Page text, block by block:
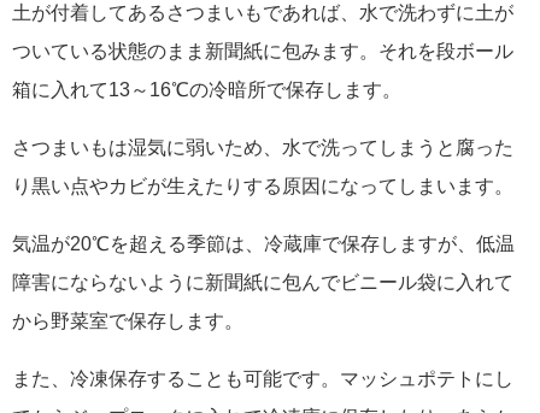
土が付着してあるさつまいもであれば、水で洗わずに土が
ついている状態のまま新聞紙に包みます。それを段ボール
箱に入れて13～16℃の冷暗所で保存します。
さつまいもは湿気に弱いため、水で洗ってしまうと腐った
り黒い点やカビが生えたりする原因になってしまいます。
気温が20℃を超える季節は、冷蔵庫で保存しますが、低温
障害にならないように新聞紙に包んでビニール袋に入れて
から野菜室で保存します。
また、冷凍保存することも可能です。マッシュポテトにし